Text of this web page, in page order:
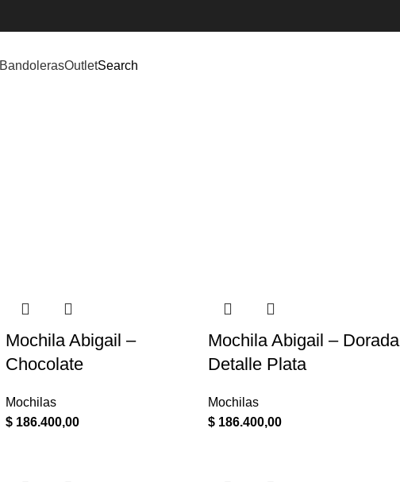
BandolerasOutletSearch
Mochila Abigail –
Chocolate
Mochilas
$186.400,00
Mochila Abigail – Dorada
Detalle Plata
Mochilas
$186.400,00